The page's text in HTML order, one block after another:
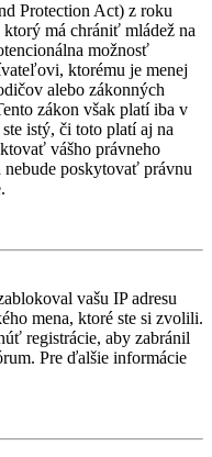
Protection Act) z roku
má chrániť mládež na
možnosť
ktorému je menej
alebo zákonných
zákon však platí iba v
istý, či toto platí aj na
vášho právneho
poskytovať právnu
vašu IP adresu
mena, ktoré ste si zvolili.
registrácie, aby zabránil
Pre ďalšie informácie